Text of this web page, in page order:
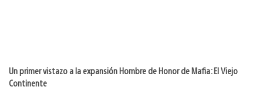
Un primer vistazo a la expansión Hombre de Honor de Mafia: El Viejo
Continente